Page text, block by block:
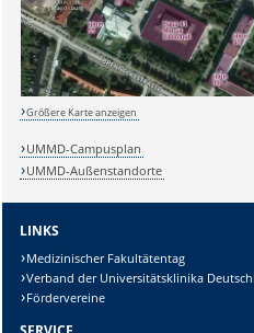
Größere Karte anzeigen
UMMD-Campusplan
UMMD-Außenstandorte
LINKS
Medizinischer Fakultätentag
Verband der Universitätsklinika
Fördervereine